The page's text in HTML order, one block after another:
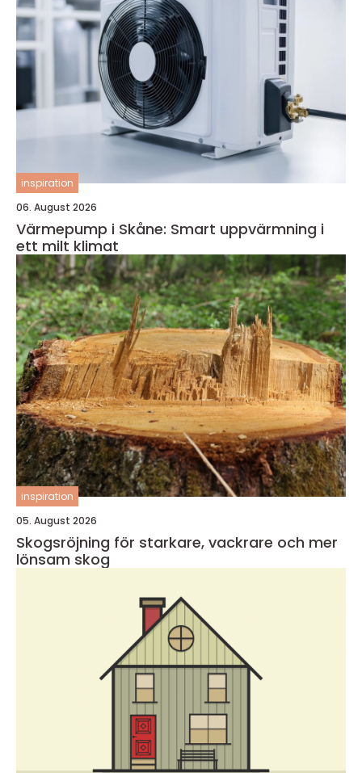
inspiration
06. August 2026
Värmepump i Skåne: Smart uppvärmning i
ett milt klimat
inspiration
05. August 2026
Skogsröjning för starkare, vackrare och mer
lönsam skog